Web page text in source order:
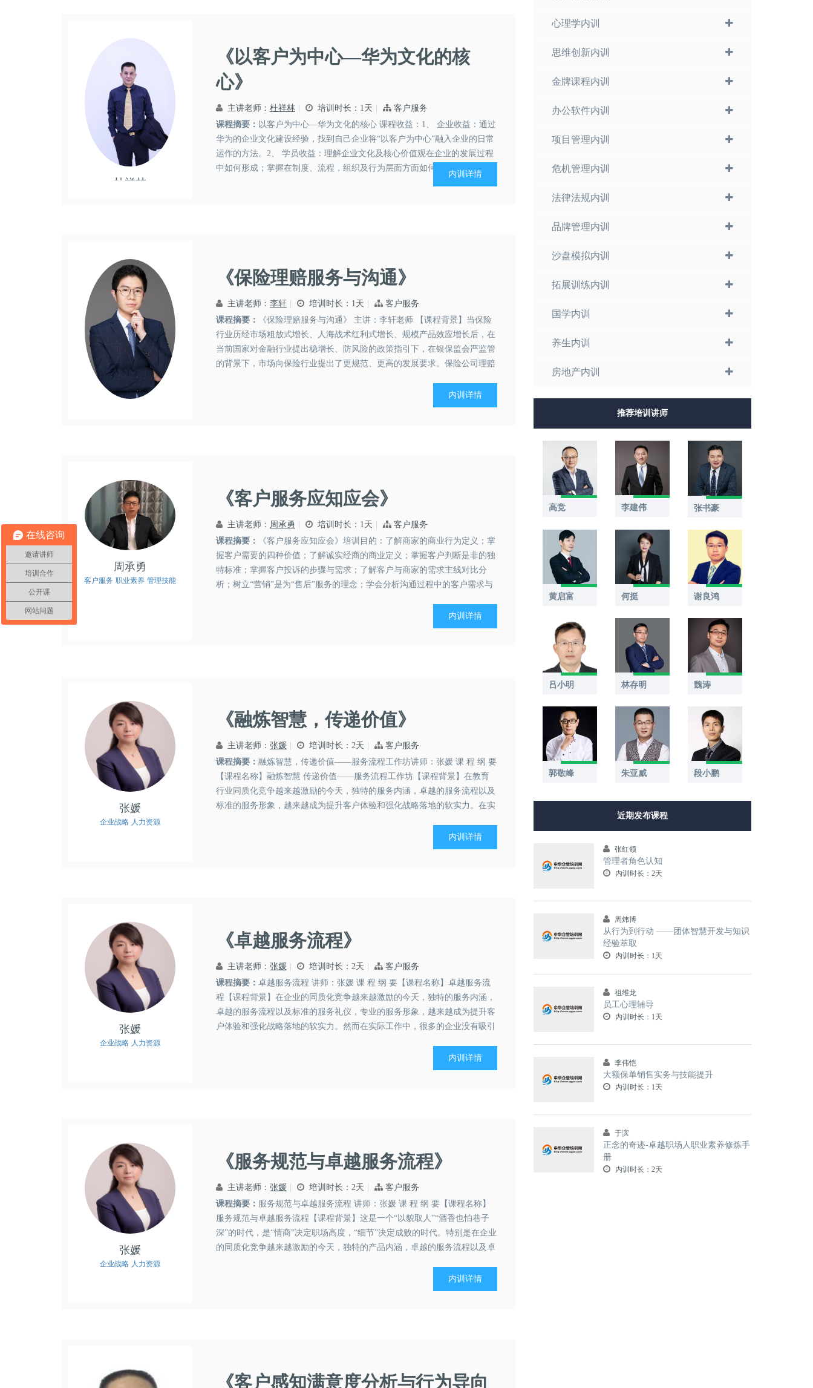
杜祥林
《以客户为中心—华为文化的核
心》
主讲老师： 杜祥林 培训时长：1天
客户服务
课程摘要： 以客户为中心—华为文化的核心 课程收益：1、 企业收益：通过
华为的企业文化建设经验，找到自己企业将“以客户为中心”融入企业的日常
运作的方法。2、 学员收益：理解企业文化及核心价值观在企业的发展过程
中如何形成；掌握在制度、流程，组织及行为层面方面如何落地核心价值观
内训详情
《保险理赔服务与沟通》
主讲老师： 李轩 培训时长：1天
客户服务
课程摘要：
《保险理赔服务与沟通》 主讲：李轩老师 【课程背景】当保险
行业历经市场粗放式增长、人海战术红利式增长、规模产品效应增长后，在
当前国家对金融行业提出稳增长、防风险的政策指引下，在银保监会严监管
的背景下，市场向保险行业提出了更规范、更高的发展要求。保险公司理赔
内训详情
周承勇
客户服务 职业素养 管理技能
《客户服务应知应会》
主讲老师： 周承勇 培训时长：1天
客户服务
课程摘要：
《客户服务应知应会》培训目的：了解商家的商业行为定义；掌
握客户需要的四种价值；了解诚实经商的商业定义；掌握客户判断是非的独
特标准；掌握客户投诉的步骤与需求；了解客户与商家的需求主线对比分
析；树立“营销”是为“售后”服务的理念；学会分析沟通过程中的客户需求与
内训详情
张媛
企业战略 人力资源
《融炼智慧，传递价值》
主讲老师： 张媛 培训时长：2天
客户服务
课程摘要： 融炼智慧，传递价值——服务流程工作坊讲师：张媛 课 程 纲 要
【课程名称】融炼智慧 传递价值——服务流程工作坊【课程背景】在教育
行业同质化竞争越来越激励的今天，独特的服务内涵，卓越的服务流程以及
标准的服务形象，越来越成为提升客户体验和强化战略落地的软实力。在实
内训详情
张媛
企业战略 人力资源
《卓越服务流程》
主讲老师： 张媛 培训时长：2天
客户服务
课程摘要： 卓越服务流程 讲师：张媛 课 程 纲 要【课程名称】卓越服务流
程【课程背景】在企业的同质化竞争越来越激励的今天，独特的服务内涵，
卓越的服务流程以及标准的服务礼仪，专业的服务形象，越来越成为提升客
户体验和强化战略落地的软实力。然而在实际工作中，很多的企业没有吸引
内训详情
张媛
企业战略 人力资源
《服务规范与卓越服务流程》
主讲老师： 张媛 培训时长：2天
客户服务
课程摘要： 服务规范与卓越服务流程 讲师：张媛 课 程 纲 要【课程名称】
服务规范与卓越服务流程【课程背景】这是一个“以貌取人”“酒香也怕巷子
深”的时代，是“情商”决定职场高度，“细节”决定成败的时代。特别是在企业
的同质化竞争越来越激励的今天，独特的产品内涵，卓越的服务流程以及卓
内训详情
《客户感知满意度分析与行为导向
心理学内训
思维创新内训
金牌课程内训
办公软件内训
项目管理内训
危机管理内训
法律法规内训
品牌管理内训
沙盘模拟内训
拓展训练内训
国学内训
养生内训
房地产内训
推荐培训讲师
高竞 李建伟 张书豪
黄启富 何挺 谢良鸿
吕小明 林存明 魏涛
郭敬峰 朱亚威 段小鹏
近期发布课程
张红领
管理者角色认知
内训时长：2天
周炜博
从行为到行动 ——团体智慧开发与知识
经验萃取
内训时长：1天
祖维龙
员工心理辅导
内训时长：1天
李伟恺
大额保单销售实务与技能提升
内训时长：1天
于滨
正念的奇迹-卓越职场人职业素养修炼手
册
内训时长：2天
在线咨询
邀请讲师
培训合作
公开课
网站问题